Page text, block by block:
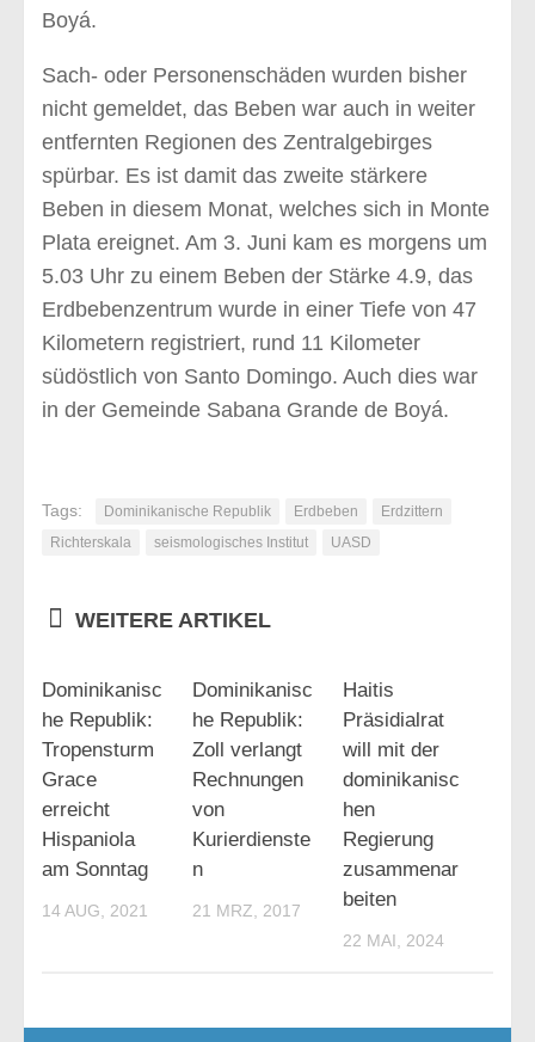
Boyá.
Sach- oder Personenschäden wurden bisher
nicht gemeldet, das Beben war auch in weiter
entfernten Regionen des Zentralgebirges
spürbar. Es ist damit das zweite stärkere
Beben in diesem Monat, welches sich in Monte
Plata ereignet. Am 3. Juni kam es morgens um
5.03 Uhr zu einem Beben der Stärke 4.9, das
Erdbebenzentrum wurde in einer Tiefe von 47
Kilometern registriert, rund 11 Kilometer
südöstlich von Santo Domingo. Auch dies war
in der Gemeinde Sabana Grande de Boyá.
Tags: Dominikanische Republik Erdbeben
Erdzittern
Richterskala
seismologisches Institut UASD
WEITERE ARTIKEL
Dominikanisc
he Republik:
Tropensturm
Grace
erreicht
Hispaniola
am Sonntag
14 AUG, 2021
Dominikanisc
he Republik:
Zoll verlangt
Rechnungen
von
Kurierdienste
n
21 MRZ, 2017
Haitis
Präsidialrat
will mit der
dominikanisc
hen
Regierung
zusammenar
beiten
22 MAI, 2024